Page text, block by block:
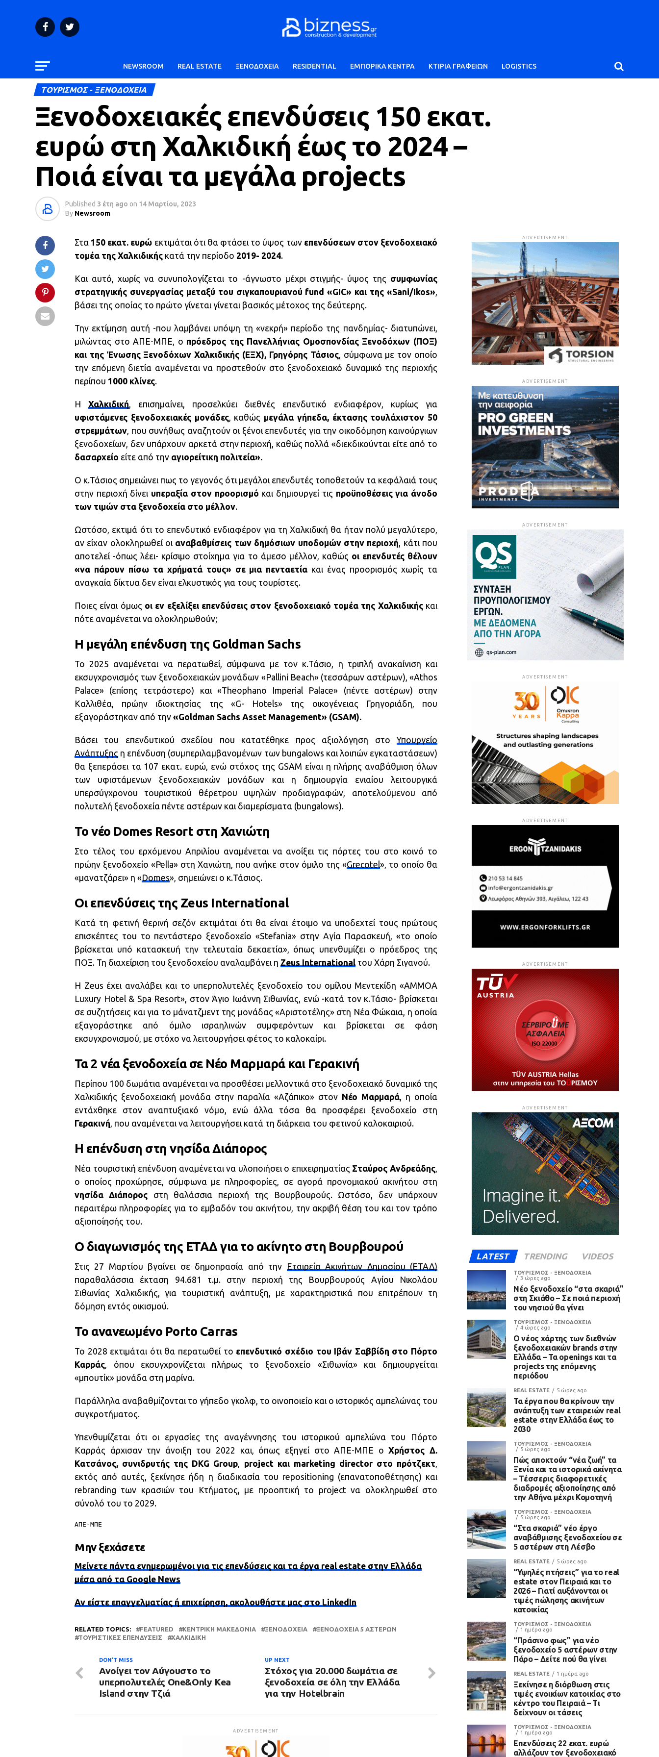
NEWSROOM REAL ESTATE ΞΕΝΟΔΟΧΕΙΑ RESIDENTIAL ΕΜΠΟΡΙΚΑ ΚΕΝΤΡΑ ΚΤΙΡΙΑ ΓΡΑΦΕΙΩΝ LOGISTICS
ΤΟΥΡΙΣΜΟΣ - ΞΕΝΟΔΟΧΕΙΑ
Ξενοδοχειακές επενδύσεις 150 εκατ.
ευρώ στη Χαλκιδική έως το 2024 –
Ποιά είναι τα μεγάλα projects
Published 3 έτη ago on 14 Μαρτίου, 2023
By Newsroom
Στα 150 εκατ. ευρώ εκτιμάται ότι θα φτάσει το ύψος των επενδύσεων στον ξενοδοχειακό
τομέα της Χαλκιδικής κατά την περίοδο 2019- 2024.
Και αυτό, χωρίς να συνυπολογίζεται το -άγνωστο μέχρι στιγμής- ύψος της συμφωνίας
στρατηγικής συνεργασίας μεταξύ του σιγκαπουριανού fund «GIC» και της «Sani/Ikos»,
βάσει της οποίας το πρώτο γίνεται γίνεται βασικός μέτοχος της δεύτερης.
Την εκτίμηση αυτή -που λαμβάνει υπόψη τη «νεκρή» περίοδο της πανδημίας- διατυπώνει,
μιλώντας στο ΑΠΕ-ΜΠΕ, ο πρόεδρος της Πανελλήνιας Ομοσπονδίας Ξενοδόχων (ΠΟΞ)
και της Ένωσης Ξενοδόχων Χαλκιδικής (ΕΞΧ), Γρηγόρης Τάσιος, σύμφωνα με τον οποίο
την επόμενη διετία αναμένεται να προστεθούν στο ξενοδοχειακό δυναμικό της περιοχής
περίπου 1000 κλίνες.
Η Χαλκιδική, επισημαίνει, προσελκύει διεθνές επενδυτικό ενδιαφέρον, κυρίως για
υφιστάμενες ξενοδοχειακές μονάδες, καθώς μεγάλα γήπεδα, έκτασης τουλάχιστον 50
στρεμμάτων, που συνήθως αναζητούν οι ξένοι επενδυτές για την οικοδόμηση καινούργιων
ξενοδοχείων, δεν υπάρχουν αρκετά στην περιοχή, καθώς πολλά «διεκδικούνται είτε από το
δασαρχείο είτε από την αγιορείτικη πολιτεία».
Ο κ.Τάσιος σημειώνει πως το γεγονός ότι μεγάλοι επενδυτές τοποθετούν τα κεφάλαιά τους
στην περιοχή δίνει υπεραξία στον προορισμό και δημιουργεί τις προϋποθέσεις για άνοδο
των τιμών στα ξενοδοχεία στο μέλλον.
Ωστόσο, εκτιμά ότι το επενδυτικό ενδιαφέρον για τη Χαλκιδική θα ήταν πολύ μεγαλύτερο,
αν είχαν ολοκληρωθεί οι αναβαθμίσεις των δημόσιων υποδομών στην περιοχή, κάτι που
αποτελεί -όπως λέει- κρίσιμο στοίχημα για το άμεσο μέλλον, καθώς οι επενδυτές θέλουν
«να πάρουν πίσω τα χρήματά τους» σε μια πενταετία και ένας προορισμός χωρίς τα
αναγκαία δίκτυα δεν είναι ελκυστικός για τους τουρίστες.
Ποιες είναι όμως οι εν εξελίξει επενδύσεις στον ξενοδοχειακό τομέα της Χαλκιδικήςκαι
πότε αναμένεται να ολοκληρωθούν;
Η μεγάλη επένδυση της Goldman Sachs
Το 2025 αναμένεται να περατωθεί, σύμφωνα με τον κ.Τάσιο, η τριπλή ανακαίνιση και
εκσυγχρονισμός των ξενοδοχειακών μονάδων «Pallini Beach» (τεσσάρων αστέρων), «Athos
Palace» (επίσης τετράστερο) και «Theophano Imperial Palace» (πέντε αστέρων) στην
Καλλιθέα, πρώην ιδιοκτησίας της «G- Hotels» της οικογένειας Γρηγοριάδη, που
εξαγοράστηκαν από την «Goldman Sachs Asset Management» (GSAM).
Βάσει του επενδυτικού σχεδίου που κατατέθηκε προς αξιολόγηση στοΥπουργείο
Ανάπτυξης η επένδυση (συμπεριλαμβανομένων των bungalows και λοιπών εγκαταστάσεων)
θα ξεπεράσει τα 107 εκατ. ευρώ, ενώ στόχος της GSAM είναι η πλήρης αναβάθμιση όλων
των υφιστάμενων ξενοδοχειακών μονάδων και η δημιουργία ενιαίου λειτουργικά
υπερσύγχρονου τουριστικού θέρετρου υψηλών προδιαγραφών, αποτελούμενου από
πολυτελή ξενοδοχεία πέντε αστέρων και διαμερίσματα (bungalows).
To νέο Domes Resort στη Χανιώτη
Στο τέλος του ερχόμενου Απριλίου αναμένεται να ανοίξει τις πόρτες του στο κοινό το
πρώην ξενοδοχείο «Pella» στη Χανιώτη, που ανήκε στον όμιλο της «Grecotel», το οποίο θα
«μανατζάρει» η «Domes», σημειώνει ο κ.Τάσιος.
Οι επενδύσεις της Zeus International
Κατά τη φετινή θερινή σεζόν εκτιμάται ότι θα είναι έτοιμο να υποδεχτεί τους πρώτους
επισκέπτες του το πεντάστερο ξενοδοχείο «Stefania» στην Αγία Παρασκευή, «το οποίο
βρίσκεται υπό κατασκευή την τελευταία δεκαετία», όπως υπενθυμίζει ο πρόεδρος της
ΠΟΞ. Τη διαχείριση του ξενοδοχείου αναλαμβάνει η Zeus International του Χάρη Σιγανού.
Η Zeus έχει αναλάβει και το υπερπολυτελές ξενοδοχείο του ομίλου Μεντεκίδη «AMMOA
Luxury Hotel & Spa Resort», στον Άγιο Ιωάννη Σιθωνίας, ενώ -κατά τον κ.Τάσιο- βρίσκεται
σε συζητήσεις και για το μάνατζμεντ της μονάδας «Αριστοτέλης» στη Νέα Φώκαια, η οποία
εξαγοράστηκε από όμιλο ισραηλινών συμφερόντων και βρίσκεται σε φάση
εκσυγχρονισμού, με στόχο να λειτουργήσει φέτος το καλοκαίρι.
Τα 2 νέα ξενοδοχεία σε Νέο Μαρμαρά και Γερακινή
Περίπου 100 δωμάτια αναμένεται να προσθέσει μελλοντικά στο ξενοδοχειακό δυναμικό της
Χαλκιδικής ξενοδοχειακή μονάδα στην παραλία «Αζάπικο» στον Νέο Μαρμαρά, η οποία
εντάχθηκε στον αναπτυξιακό νόμο, ενώ άλλα τόσα θα προσφέρει ξενοδοχείο στη
Γερακινή, που αναμένεται να λειτουργήσει κατά τη διάρκεια του φετινού καλοκαιριού.
Η επένδυση στη νησίδα Διάπορος
Νέα τουριστική επένδυση αναμένεται να υλοποιήσει ο επιχειρηματίας Σταύρος Ανδρεάδης,
ο οποίος προχώρησε, σύμφωνα με πληροφορίες, σε αγορά προνομιακού ακινήτου στη
νησίδα Διάπορος στη θαλάσσια περιοχή της Βουρβουρούς. Ωστόσο, δεν υπάρχουν
περαιτέρω πληροφορίες για το εμβαδόν του ακινήτου, την ακριβή θέση του και τον τρόπο
αξιοποίησής του.
Ο διαγωνισμός της ΕΤΑΔ για το ακίνητο στη Βουρβουρού
Στις 27 Μαρτίου βγαίνει σε δημοπρασία από την
Εταιρεία Ακινήτων Δημοσίου (ΕΤΑΔ)
παραθαλάσσια έκταση 94.681 τ.μ. στην περιοχή της Βουρβουρούς Αγίου Νικολάου
Σιθωνίας Χαλκιδικής, για τουριστική ανάπτυξη, με χαρακτηριστικά που επιτρέπουν τη
δόμηση εντός οικισμού.
Το ανανεωμένο Porto Carras
Το 2028 εκτιμάται ότι θα περατωθεί το επενδυτικό σχέδιο του Ιβάν Σαββίδη στο Πόρτο
Καρράς, όπου εκσυγχρονίζεται πλήρως το ξενοδοχείο «Σιθωνία» και δημιουργείται
«μπουτίκ» μονάδα στη μαρίνα.
Παράλληλα αναβαθμίζονται το γήπεδο γκολφ, το οινοποιείο και ο ιστορικός αμπελώνας του
συγκροτήματος.
Υπενθυμίζεται ότι οι εργασίες της αναγέννησης του ιστορικού αμπελώνα του Πόρτο
Καρράς άρχισαν την άνοιξη του 2022 και, όπως εξηγεί στο ΑΠΕ-ΜΠΕ οΧρήστος Δ.
Κατσάνος, συνιδρυτής της DKG Group, project και marketing director στο πρότζεκτ,
εκτός από αυτές, ξεκίνησε ήδη η διαδικασία του repositioning (επανατοποθέτησης) και
rebranding των κρασιών του Κτήματος, με προοπτική το project να ολοκληρωθεί στο
σύνολό του το 2029.
ΑΠΕ-ΜΠΕ
Μην ξεχάσετε
Μείνετε πάντα ενημερωμένοι για τις επενδύσεις και τα έργα real estate στην Ελλάδα
μέσα από τα Google News
Αν είστε επαγγελματίας ή επιχείρηση, ακολουθήστε μας στο LinkedIn
RELATED TOPICS: FEATURED ΚΕΝΤΡΙΚΉ ΜΑΚΕΔΟΝΊΑ ΞΕΝΟΔΟΧΕΊΑ
ΞΕΝΟΔΟΧΕΊΑ 5 ΑΣΤΈΡΩΝ
ΤΟΥΡΙΣΤΙΚΈΣ ΕΠΕΝΔΎΣΕΙΣ
ΧΑΛΚΙΔΙΚΉ
UP NEXT
Στόχος για 20.000 δωμάτια σε
ξενοδοχεία σε όλη την Ελλάδα
για την Hotelbrain
DON'T MISS
Ανοίγει τον Αύγουστο το
υπερπολυτελές One&Only Kea
Island στην Τζιά
ADVERTISEMENT
ADVERTISEMENT
ADVERTISEMENT
ADVERTISEMENT
ADVERTISEMENT
ADVERTISEMENT
ADVERTISEMENT
ADVERTISEMENT
LATEST TRENDING VIDEOS
ΤΟΥΡΙΣΜΟΣ - ΞΕΝΟΔΟΧΕΙΑ
3 ώρες ago
Νέο ξενοδοχείο “στα σκαριά”
στη Σκιάθο – Σε ποιά περιοχή
του νησιού θα γίνει
ΤΟΥΡΙΣΜΟΣ - ΞΕΝΟΔΟΧΕΙΑ
4 ώρες ago
Ο νέος χάρτης των διεθνών
ξενοδοχειακών brands στην
Ελλάδα – Τα openings και τα
projects της επόμενης
περιόδου
REAL ESTATE 5 ώρες ago
Τα έργα που θα κρίνουν την
ανάπτυξη των εταιρειών real
estate στην Ελλάδα έως το
2030
ΤΟΥΡΙΣΜΟΣ - ΞΕΝΟΔΟΧΕΙΑ
5 ώρες ago
Πώς αποκτούν “νέα ζωή” τα
Ξενία και τα ιστορικά ακίνητα
– Τέσσερις διαφορετικές
διαδρομές αξιοποίησης από
την Αθήνα μέχρι Κομοτηνή
ΤΟΥΡΙΣΜΟΣ - ΞΕΝΟΔΟΧΕΙΑ
5 ώρες ago
“Στα σκαριά” νέο έργο
αναβάθμισης ξενοδοχείου σε
5 αστέρων στη Λέσβο
REAL ESTATE 5 ώρες ago
“Υψηλές πτήσεις” για το real
estate στον Πειραιά και το
2026 – Γιατί αυξάνονται οι
τιμές πώλησης ακινήτων
κατοικίας
ΤΟΥΡΙΣΜΟΣ - ΞΕΝΟΔΟΧΕΙΑ
1 ημέρα ago
“Πράσινο φως” για νέο
ξενοδοχείο 5 αστέρων στην
Πάρο – Δείτε πού θα γίνει
REAL ESTATE 1 ημέρα ago
Ξεκίνησε η διόρθωση στις
τιμές ενοικίων κατοικίας στο
κέντρο του Πειραιά – Τι
δείχνουν οι τάσεις
ΤΟΥΡΙΣΜΟΣ - ΞΕΝΟΔΟΧΕΙΑ
1 ημέρα ago
Επενδύσεις 22 εκατ. ευρώ
αλλάζουν τον ξενοδοχειακό